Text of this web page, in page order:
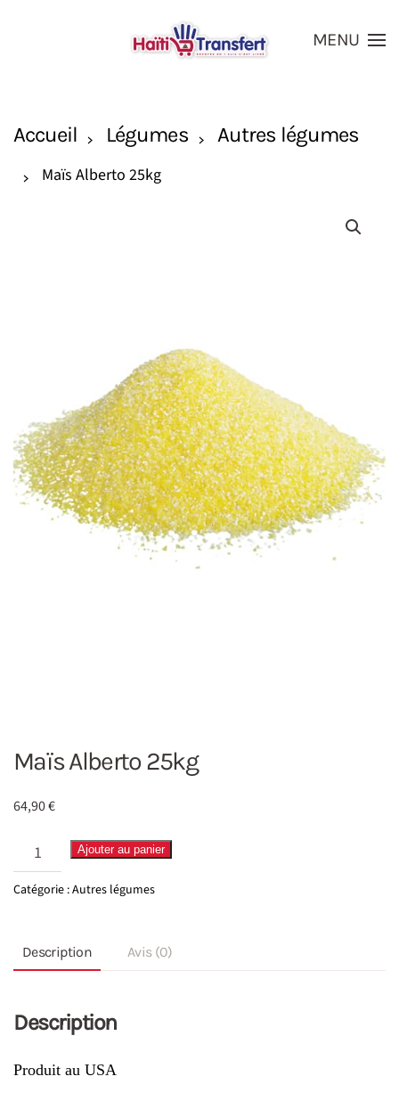
Skip to main content
MENU
Accueil Légumes Autres légumes
Maïs Alberto 25kg
Maïs Alberto 25kg
64,90€
quantité
de
25kg
Ajouter au panier
Catégorie :Autres légumes
Description Avis (0)
Description
Produit au USA